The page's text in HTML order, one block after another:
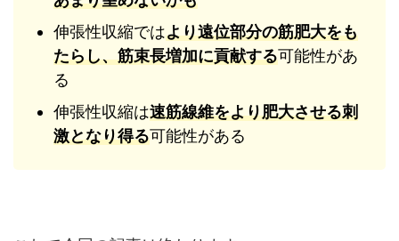
伸張性収縮ではより遠位部分の筋肥大をも
たらし、筋束長増加に貢献する可能性があ
る
伸張性収縮は速筋線維をより肥大させる刺
激となり得る可能性がある